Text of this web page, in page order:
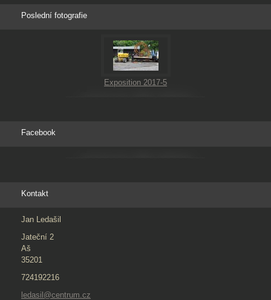
Poslední fotografie
Exposition 2017-5
Facebook
Kontakt
Jan Ledašil
Jateční 2
Aš
35201
724192216
ledasil@centrum.cz